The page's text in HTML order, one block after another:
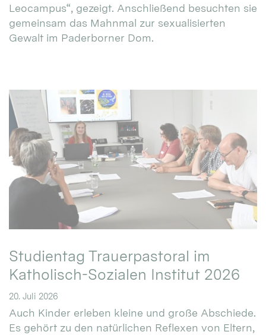
Leocampus“, gezeigt. Anschließend besuchten sie
gemeinsam das Mahnmal zur sexualisierten
Gewalt im Paderborner Dom.
Studientag Trauerpastoral im
Katholisch-Sozialen Institut 2026
20. Juli 2026
Auch Kinder erleben kleine und große Abschiede.
Es gehört zu den natürlichen Reflexen von Eltern,